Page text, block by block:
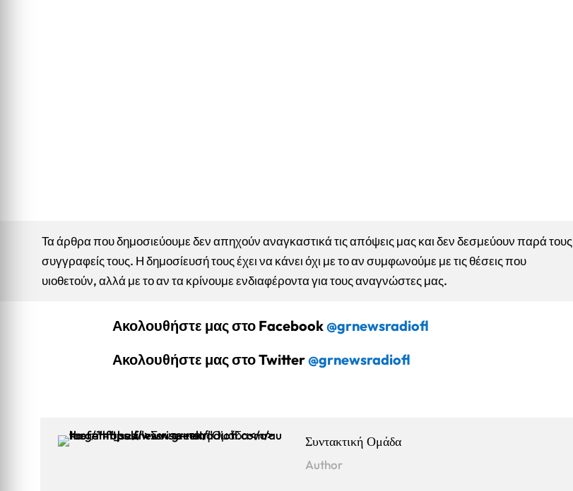
Τα άρθρα που δημοσιεύουμε δεν απηχούν αναγκαστικά τις απόψεις μας και δεν δεσμεύουν παρά τους
συγγραφείς τους. Η δημοσίευσή τους έχει να κάνει όχι με το αν συμφωνούμε με τις θέσεις που
υιοθετούν, αλλά με το αν τα κρίνουμε ενδιαφέροντα για τους αναγνώστες μας.
Ακολουθήστε μας στο Facebook@grnewsradiofl
Ακολουθήστε μας στο Twitter@grnewsradiofl
Συντακτική Ομάδα
Author